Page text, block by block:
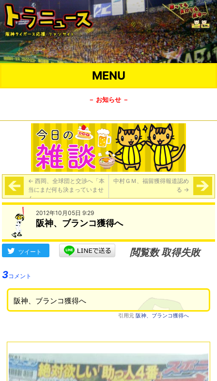
MENU
－ お知らせ －
← 西岡、全球団と交渉へ「本
当にまだ何も決まっていませ
ん」
中村ＧＭ、福留獲得報道認め
る →
2012年10月05日 9:29
阪神、ブランコ獲得へ
ツイート
閲覧数 取得失敗
3コメント
阪神、ブランコ獲得へ
引用元 阪神、ブランコ獲得へ